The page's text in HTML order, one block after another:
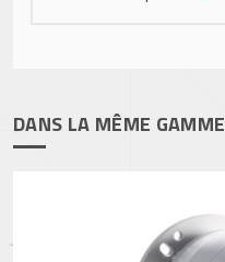
DANS LA MÊME GAMME